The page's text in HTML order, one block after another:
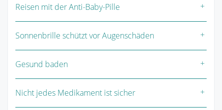
Reisen mit der Anti-Baby-Pille
Sonnenbrille schützt vor Augenschäden
Gesund baden
Nicht jedes Medikament ist sicher